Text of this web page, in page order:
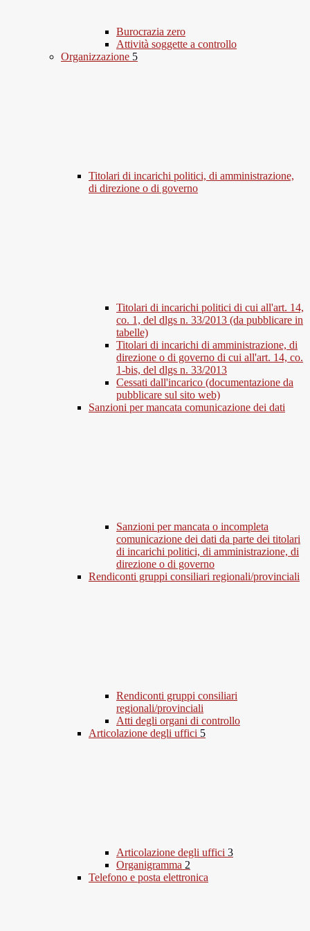
Burocrazia zero
Attività soggette a controllo
Organizzazione 5
Titolari di incarichi politici, di amministrazione,
di direzione o di governo
Titolari di incarichi politici di cui all'art. 14,
co. 1, del dlgs n. 33/2013 (da pubblicare in
tabelle)
Titolari di incarichi di amministrazione, di
direzione o di governo di cui all'art. 14, co.
1-bis, del dlgs n. 33/2013
Cessati dall'incarico (documentazione da
pubblicare sul sito web)
Sanzioni per mancata comunicazione dei dati
Sanzioni per mancata o incompleta
comunicazione dei dati da parte dei titolari
di incarichi politici, di amministrazione, di
direzione o di governo
Rendiconti gruppi consiliari regionali/provinciali
Rendiconti gruppi consiliari
regionali/provinciali
Atti degli organi di controllo
Articolazione degli uffici 5
Articolazione degli uffici 3
Organigramma 2
Telefono e posta elettronica